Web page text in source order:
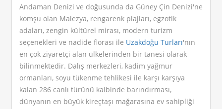
Andaman Denizi ve doğusunda da Güney Çin Denizi'ne
komşu olan Malezya, rengarenk plajları, egzotik
adaları, zengin kültürel mirası, modern turizm
seçenekleri ve nadide florası ile Uzakdoğu Turları'nın
en çok ziyaretçi alan ülkelerinden bir tanesi olarak
bilinmektedir. Dalış merkezleri, kadim yağmur
ormanları, soyu tükenme tehlikesi ile karşı karşıya
kalan 286 canlı türünü kalbinde barındırması,
dünyanın en büyük kireçtaşı mağarasına ev sahipliği